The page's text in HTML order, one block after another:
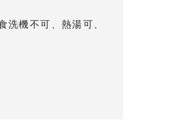
洗機不可、熱湯可、